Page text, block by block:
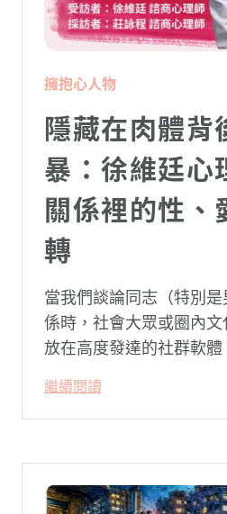
擁抱心人物
隱藏在肉體背
暴：徐維廷心
關係裡的性、
轉
當我們談論同志（特別
係時，社會大眾或圈內
放在高度發達的社群軟體
砲文化的普及度上。
繼續閱讀